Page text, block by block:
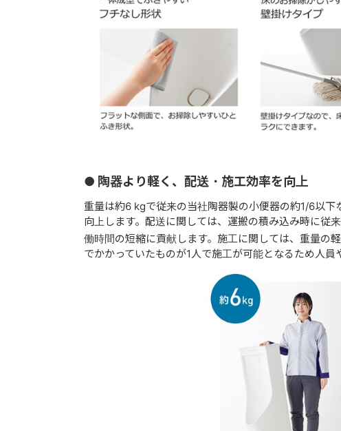
● 陶器より軽く、配送・施工効率を向上
重量は約6 kgで従来の当社陶器製の小便器の約1/6以
向上します。配送に関しては、運搬の積み込み時に従
働時間の短縮に貢献します。施工に関しては、重量の
でかかっていたものが1人で施工が可能となるため人員